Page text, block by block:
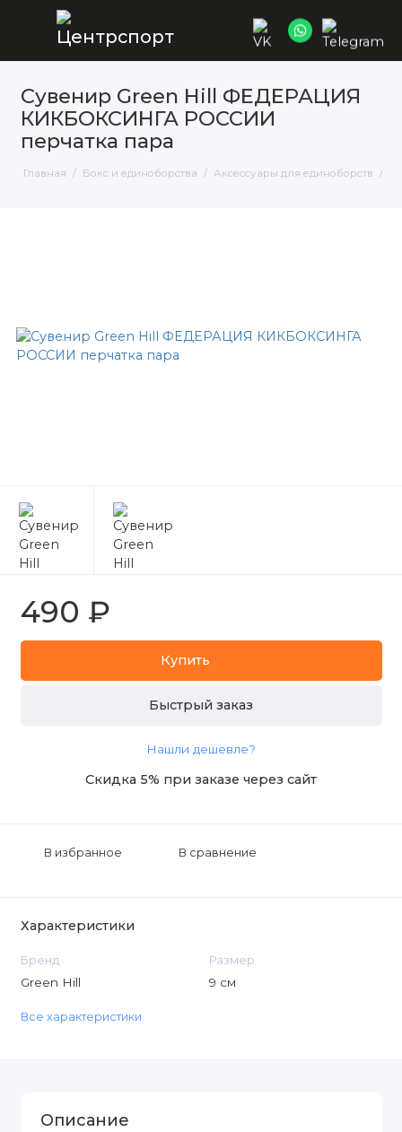
Сувенир Green Hill ФЕДЕРАЦИЯ
КИКБОКСИНГА РОССИИ
перчатка пара
Главная Бокс и единоборства Аксессуары для единоборств
490 ₽
Купить
Быстрый заказ
Нашли дешевле?
Скидка 5% при заказе через сайт
В избранное В сравнение
Характеристики
Бренд
Green Hill
Размер
9 см
Все характеристики
Описание